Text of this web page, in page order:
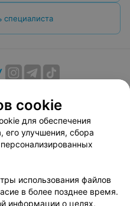
специалиста
Способы оплаты
сервиса
соглашение
сотрудничества
relax.by
cookie
для обеспечения
его улучшения, сбора
использования файлов
в более позднее время.
информации о целях,